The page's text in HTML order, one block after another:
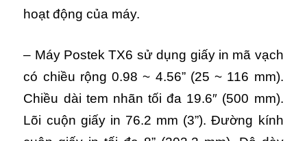
hoạt động của máy.
– Máy Postek TX6 sử dụng giấy in mã vạch
có chiều rộng 0.98 ~ 4.56” (25 ~ 116 mm).
Chiều dài tem nhãn tối đa 19.6″ (500 mm).
Lõi cuộn giấy in 76.2 mm (3”). Đường kính